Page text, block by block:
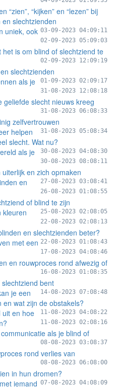
“zien”, “kijken” en “lezen” bij
slechtzienden
03-09-2023 04:09:11
uniek, ook
02-09-2023 05:09:03
is om blind of slechtziend te
02-09-2023 12:09:19
slechtzienden
01-09-2023 02:09:17
als je
31-08-2023 12:08:18
geliefde slecht nieuws kreeg
31-08-2023 06:08:33
zelfvertrouwen
31-08-2023 05:08:34
helpen
slecht. Wat nu?
30-08-2023 04:08:30
als je
30-08-2023 08:08:11
en zich opmaken
27-08-2023 03:08:41
en
26-08-2023 01:08:55
of blind te zijn
25-08-2023 02:08:05
kleuren
22-08-2023 02:08:13
en slechtzienden beter?
22-08-2023 01:08:43
met een
17-08-2023 04:08:46
en rouwproces rond afwezig of
16-08-2023 01:08:35
bent
14-08-2023 07:08:48
je een
wat zijn de obstakels?
11-08-2023 04:08:22
uit en hoe
11-08-2023 02:08:16
als je blind of
08-08-2023 03:08:37
rond verlies van
08-08-2023 06:08:00
in hun dromen?
07-08-2023 04:08:09
iemand